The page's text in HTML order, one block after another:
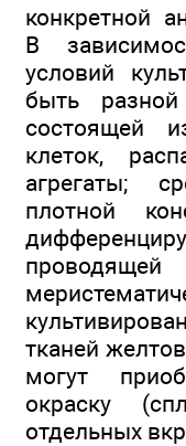
конкретной
В
условий
быть разной
состоящей
клеток,
агрегаты;
плотной
тканей
могут
окраску
отдельных